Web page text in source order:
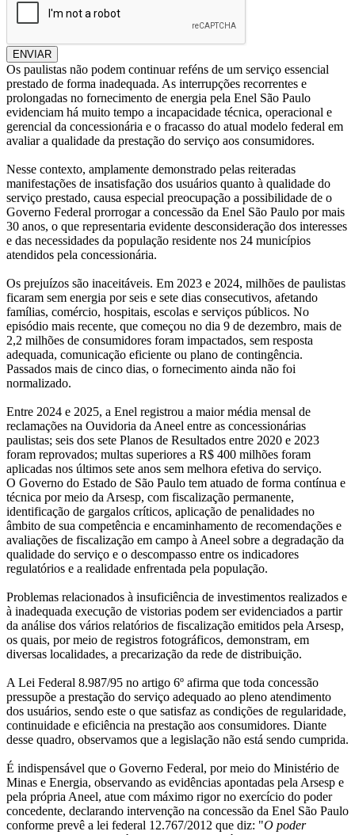
ENVIAR
Os paulistas não podem continuar reféns de um serviço essencial
prestado de forma inadequada. As interrupções recorrentes e
prolongadas no fornecimento de energia pela Enel São Paulo
evidenciam há muito tempo a incapacidade técnica, operacional e
gerencial da concessionária e o fracasso do atual modelo federal em
avaliar a qualidade da prestação do serviço aos consumidores.
Nesse contexto, amplamente demonstrado pelas reiteradas
manifestações de insatisfação dos usuários quanto à qualidade do
serviço prestado, causa especial preocupação a possibilidade de o
Governo Federal prorrogar a concessão da Enel São Paulo por mais
30 anos, o que representaria evidente desconsideração dos interesses
e das necessidades da população residente nos 24 municípios
atendidos pela concessionária.
Os prejuízos são inaceitáveis. Em 2023 e 2024, milhões de paulistas
ficaram sem energia por seis e sete dias consecutivos, afetando
famílias, comércio, hospitais, escolas e serviços públicos. No
episódio mais recente, que começou no dia 9 de dezembro, mais de
2,2 milhões de consumidores foram impactados, sem resposta
adequada, comunicação eficiente ou plano de contingência.
Passados mais de cinco dias, o fornecimento ainda não foi
normalizado.
Entre 2024 e 2025, a Enel registrou a maior média mensal de
reclamações na Ouvidoria da Aneel entre as concessionárias
paulistas; seis dos sete Planos de Resultados entre 2020 e 2023
foram reprovados; multas superiores a R$ 400 milhões foram
aplicadas nos últimos sete anos sem melhora efetiva do serviço.
O Governo do Estado de São Paulo tem atuado de forma contínua e
técnica por meio da Arsesp, com fiscalização permanente,
identificação de gargalos críticos, aplicação de penalidades no
âmbito de sua competência e encaminhamento de recomendações e
avaliações de fiscalização em campo à Aneel sobre a degradação da
qualidade do serviço e o descompasso entre os indicadores
regulatórios e a realidade enfrentada pela população.
Problemas relacionados à insuficiência de investimentos realizados e
à inadequada execução de vistorias podem ser evidenciados a partir
da análise dos vários relatórios de fiscalização emitidos pela Arsesp,
os quais, por meio de registros fotográficos, demonstram, em
diversas localidades, a precarização da rede de distribuição.
A Lei Federal 8.987/95 no artigo 6º afirma que toda concessão
pressupõe a prestação do serviço adequado ao pleno atendimento
dos usuários, sendo este o que satisfaz as condições de regularidade,
continuidade e eficiência na prestação aos consumidores. Diante
desse quadro, observamos que a legislação não está sendo cumprida.
É indispensável que o Governo Federal, por meio do Ministério de
Minas e Energia, observando as evidências apontadas pela Arsesp e
pela própria Aneel, atue com máximo rigor no exercício do poder
concedente, declarando intervenção na concessão da Enel São Paulo
conforme prevê a lei federal 12.767/2012 que diz: "O poder